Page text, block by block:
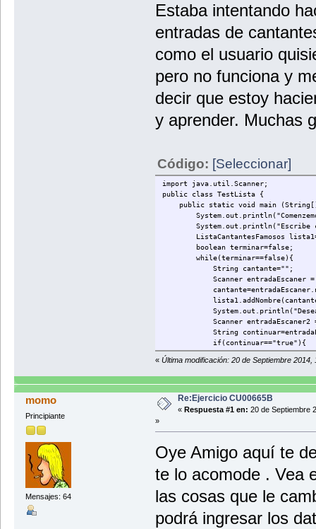
return
}
Estaba intentando
entradas de
como el usuario
pero no funciona y
decir que estoy
y aprender. Muchas
Código: [Seleccionar]
import java.util.Scanner;
public class TestLista {
public static void main
System.out.println("Escribe
ListaCantantesFamosos lista1=
boolean terminar=false;
while(terminar==false){
String cantante="";
Scanner entradaEscaner =
System.out.println("Desea
Scanner entradaEscaner2 =
String
if(continuar=="true"){
terminar=false;
}
else{
terminar=true;
}
}
}
}
}
« Última modificación: 20 de Septiembre
momo
Principiante
Mensajes: 64
Re:Ejercicio CU00665B
« Respuesta #1 en: 20 de Septiembre
»
Oye Amigo aquí te
te lo acomode . Vea
las cosas que le
podrá ingresar los